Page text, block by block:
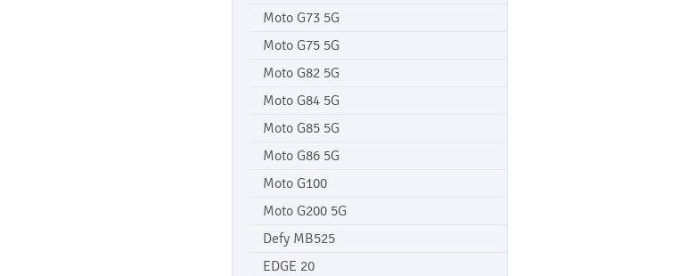
Moto G73 5G
Moto G75 5G
Moto G82 5G
Moto G84 5G
Moto G85 5G
Moto G86 5G
Moto G100
Moto G200 5G
Defy MB525
EDGE 20